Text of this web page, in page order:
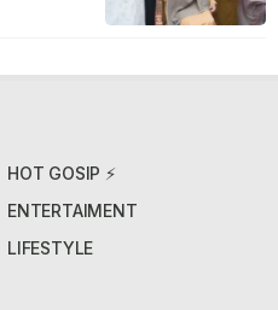
HOT GOSIP ⚡
ENTERTAIMENT
LIFESTYLE